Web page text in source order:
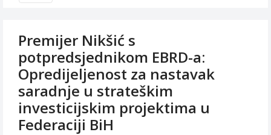
Premijer Nikšić s
potpredsjednikom EBRD-a:
Opredijeljenost za nastavak
saradnje u strateškim
investicijskim projektima u
Federaciji BiH